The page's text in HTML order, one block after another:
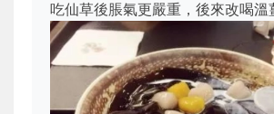
吃仙草後脹氣更嚴重，後來改喝溫